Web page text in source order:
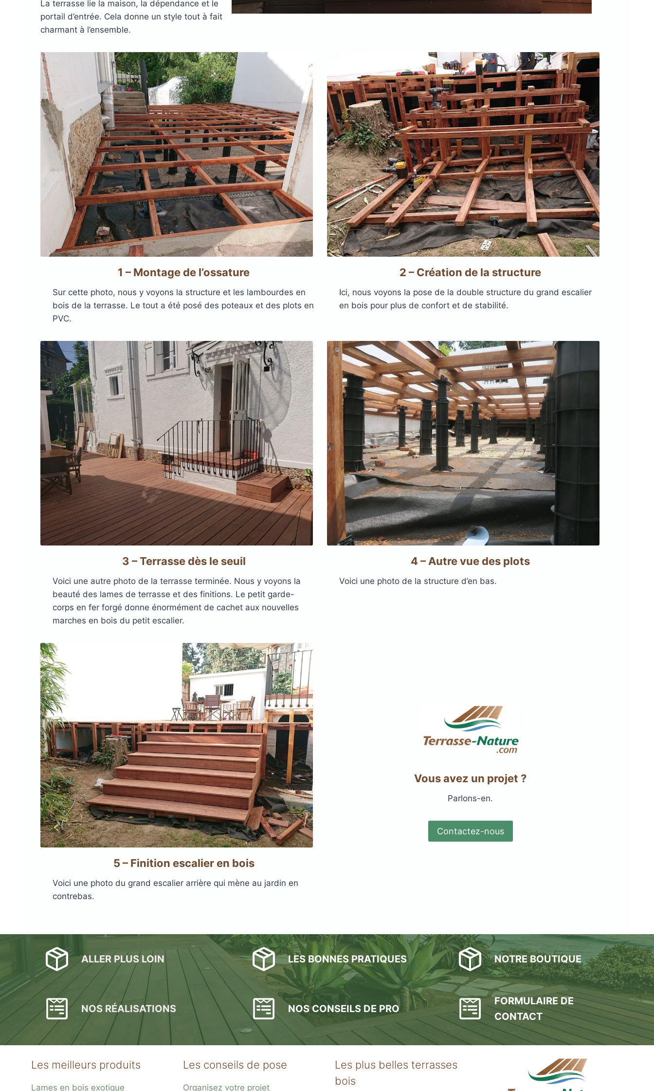
Plots réglables
incombustibles en acier
La terrasse lie la maison, la dépendance et le
portail d’entrée. Cela donne un style tout à fait
charmant à l’ensemble.
1 – Montage de l’ossature
Sur cette photo, nous y voyons la structure et les lambourdes en
bois de la terrasse. Le tout a été posé des poteaux et des plots en
PVC.
2 – Création de la structure
Ici, nous voyons la pose de la double structure du grand escalier
en bois pour plus de confort et de stabilité.
3 – Terrasse dès le seuil
Voici une autre photo de la terrasse terminée. Nous y voyons la
beauté des lames de terrasse et des finitions. Le petit garde-
corps en fer forgé donne énormément de cachet aux nouvelles
marches en bois du petit escalier.
4 – Autre vue des plots
Voici une photo de la structure d’en bas.
5 – Finition escalier en bois
Voici une photo du grand escalier arrière qui mène au jardin en
contrebas.
Vous avez un projet ?
Parlons-en.
Contactez-nous
ALLER PLUS LOIN
NOS RÉALISATIONS
LES BONNES PRATIQUES
NOS CONSEILS DE PRO
NOTRE BOUTIQUE
FORMULAIRE DE
CONTACT
Les meilleurs produits
Lames en bois exotique
Les conseils de pose
Organisez votre projet
Les plus belles terrasses
bois